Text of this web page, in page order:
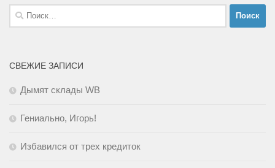
Найти:
СВЕЖИЕ ЗАПИСИ
Дымят склады WB
Гениально, Игорь!
Избавился от трех кредиток